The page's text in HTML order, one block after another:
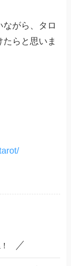
がら、タロ
らと思いま